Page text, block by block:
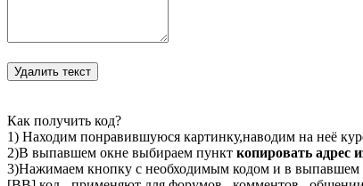
Как получить код?
1) Находим понравившуюся картинку,наводим на неё
2)В выпавшем окне выбираем пункт копировать адрес
3)Нажимаем кнопку с необходимым кодом и в выпавшем